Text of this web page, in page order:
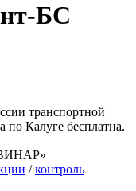
БС
транспортной
по Калуге бесплатна.
/контроль